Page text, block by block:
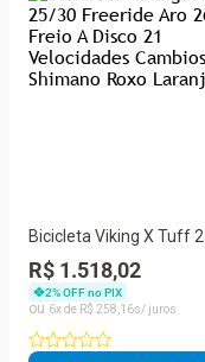
Bicicleta Viking X Tuff
Freeride Aro 26 Freio A
Disco 21 Velocidades
Cambios Shimano Roxo
Laranja
R$ 1.518,02
2% OFF no PIX
6
R$ 258 16